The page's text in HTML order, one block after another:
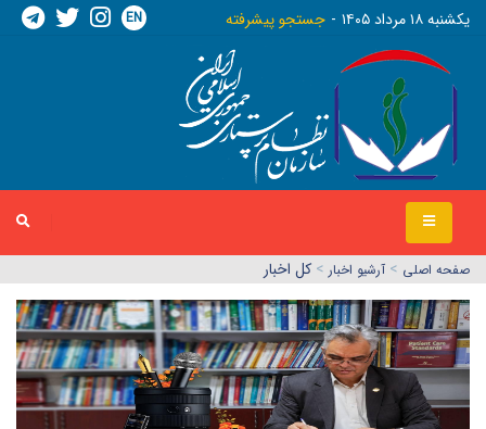
يکشنبه ١٨ مرداد ١٤٠٥ جستجو پیشرفته EN
صفحه اصلي > آرشیو اخبار > کل اخبار